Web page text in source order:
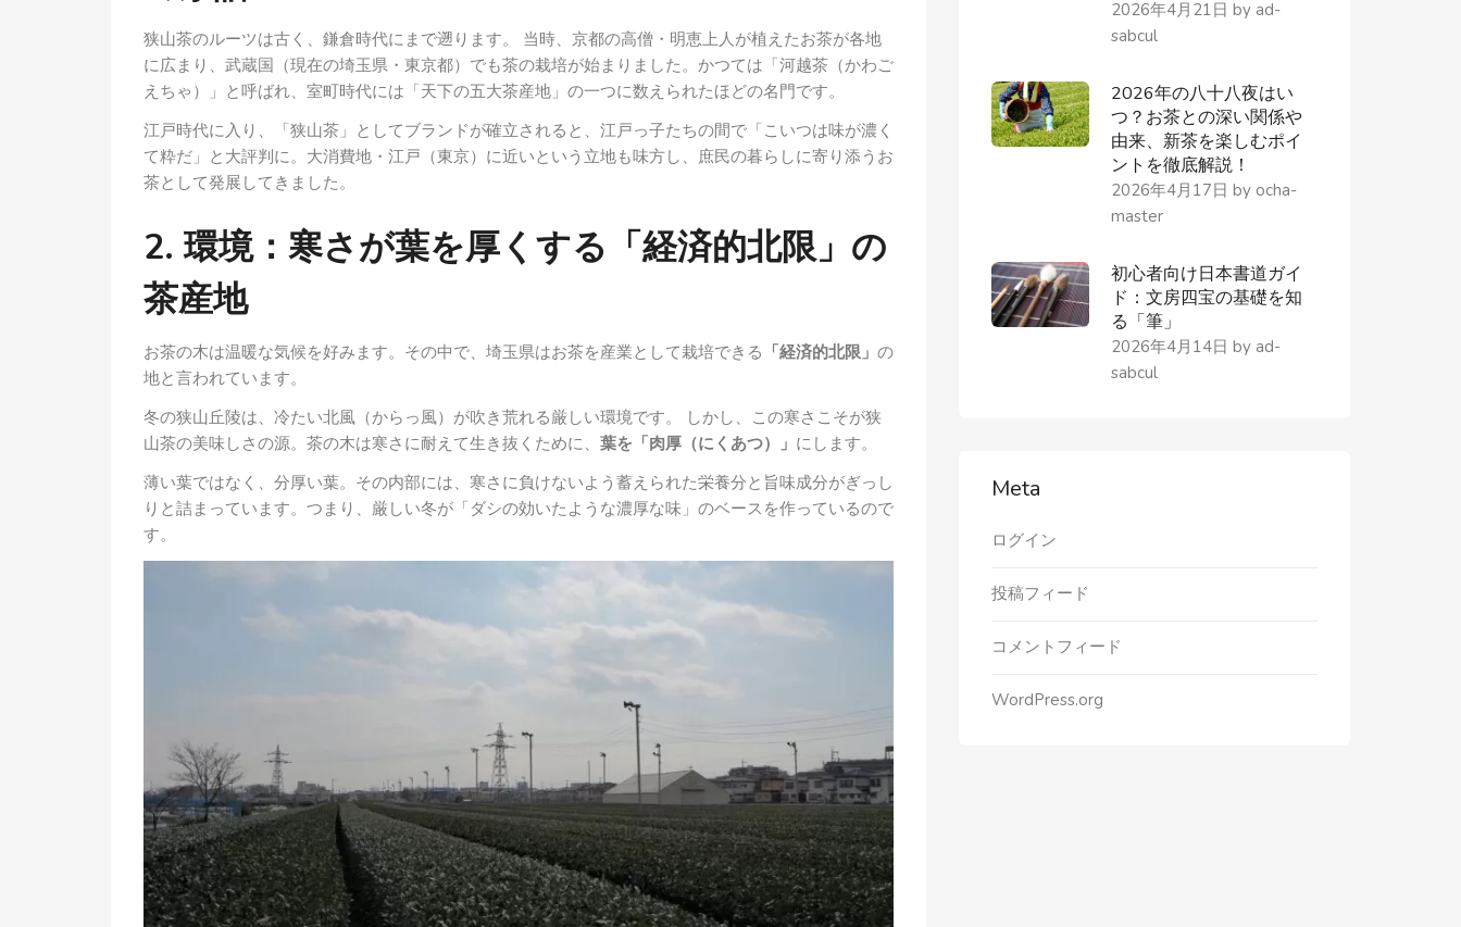
狭山茶のルーツは古く、鎌倉時代にまで遡ります。 当時、京都の高僧・明恵上人が植えたお茶が各地
に広まり、武蔵国（現在の埼玉県・東京都）でも茶の栽培が始まりました。かつては「河越茶（かわご
えちゃ）」と呼ばれ、室町時代には「天下の五大茶産地」の一つに数えられたほどの名門です。
江戸時代に入り、「狭山茶」としてブランドが確立されると、江戸っ子たちの間で「こいつは味が濃く
て粋だ」と大評判に。大消費地・江戸（東京）に近いという立地も味方し、庶民の暮らしに寄り添うお
茶として発展してきました。
2. 環境：寒さが葉を厚くする「経済的北限」の
茶産地
お茶の木は温暖な気候を好みます。その中で、埼玉県はお茶を産業として栽培できる 「経済的北限」 の
地と言われています。
冬の狭山丘陵は、冷たい北風（からっ風）が吹き荒れる厳しい環境です。 しかし、この寒さこそが狭
山茶の美味しさの源。茶の木は寒さに耐えて生き抜くために、 葉を「肉厚（にくあつ）」 にします。
薄い葉ではなく、分厚い葉。その内部には、寒さに負けないよう蓄えられた栄養分と旨味成分がぎっし
りと詰まっています。つまり、厳しい冬が「ダシの効いたような濃厚な味」のベースを作っているので
す。
2026年4月21日by ad-
sabcul
2026年の八十八夜はい
つ？お茶との深い関係や
由来、新茶を楽しむポイ
ントを徹底解説！
2026年4月17日by ocha-
master
初心者向け日本書道ガイ
ド：文房四宝の基礎を知
る「筆」
2026年4月14日by ad-
sabcul
Meta
ログイン
投稿フィード
コメントフィード
WordPress.org